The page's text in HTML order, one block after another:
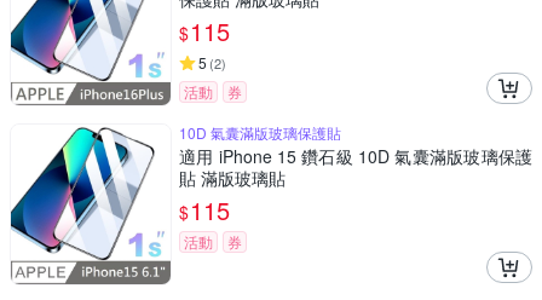
$115
5 (2)
活動
券
10D 氣囊滿版玻璃保護貼
適用 iPhone 15 鑽石級 10D 氣囊滿版玻璃保護
貼 滿版玻璃貼
$115
活動 券